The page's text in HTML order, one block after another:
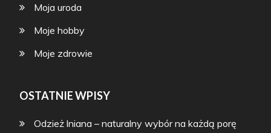
Moja uroda
Moje hobby
Moje zdrowie
OSTATNIE WPISY
Odzież lniana – naturalny wybór na każdą porę